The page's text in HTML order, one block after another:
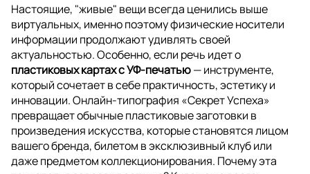
Настоящие, "живые" вещи всегда ценились выше
виртуальных, именно поэтому физические носители
информации продолжают удивлять своей
актуальностью. Особенно, если речь идет о
пластиковых картах с УФ-печатью— инструменте,
который сочетает в себе практичность, эстетику и
инновации. Онлайн-типография «Секрет Успеха»
превращает обычные пластиковые заготовки в
произведения искусства, которые становятся лицом
вашего бренда, билетом в эксклюзивный клуб или
даже предметом коллекционирования. Почему эта